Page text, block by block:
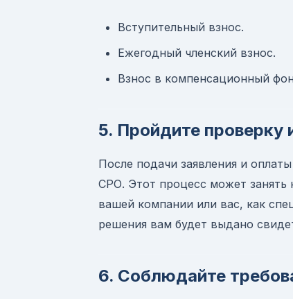
Вступительный взнос.
Ежегодный членский взнос.
Взнос в компенсационный
5. Пройдите проверку
После подачи заявления и
СРО. Этот процесс может занять
вашей компании или вас, как
решения вам будет выдано
6. Соблюдайте